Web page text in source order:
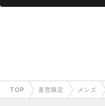
TOP 直営限定 メンズ